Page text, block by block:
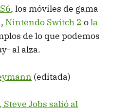
, los móviles de gama
, Nintendo Switch 2 ola
de lo que podemos
al alza.
(editada)
Steve Jobs salió al